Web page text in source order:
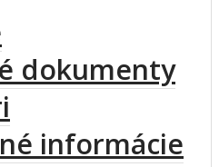
dokumenty
informácie